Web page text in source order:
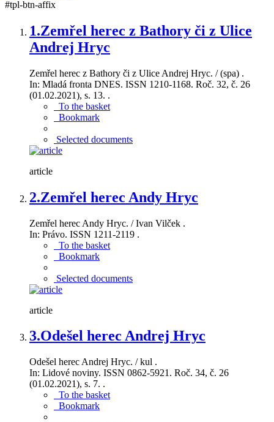
#tpl-btn-affix
1.Zemřel herec z Bathory či z Ulice
Andrej Hryc
Zemřel herec z Bathory či z Ulice Andrej Hryc. / (spa) .
In: Mladá fronta DNES. ISSN 1210-1168. Roč. 32, č. 26
(01.02.2021), s. 13. .
To the basket
Bookmark
Selected documents
article
2.Zemřel herec Andy Hryc
Zemřel herec Andy Hryc. / Ivan Vilček .
In: Právo. ISSN 1211-2119 .
To the basket
Bookmark
Selected documents
article
3.Odešel herec Andrej Hryc
Odešel herec Andrej Hryc. / kul .
In: Lidové noviny. ISSN 0862-5921. Roč. 34, č. 26
(01.02.2021), s. 7. .
To the basket
Bookmark